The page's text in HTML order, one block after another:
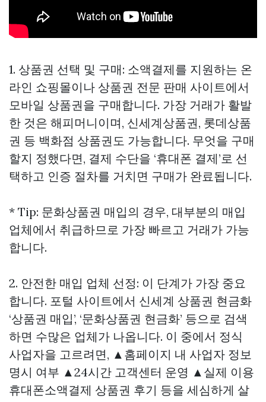
1. 상품권 선택 및 구매: 소액결제를 지원하는 온
라인 쇼핑몰이나 상품권 전문 판매 사이트에서
모바일 상품권을 구매합니다. 가장 거래가 활발
한 것은 해피머니이며, 신세계상품권, 롯데상품
권 등 백화점 상품권도 가능합니다. 무엇을 구매
할지 정했다면, 결제 수단을 ‘휴대폰 결제’로 선
택하고 인증 절차를 거치면 구매가 완료됩니다.
* Tip: 문화상품권 매입의 경우, 대부분의 매입
업체에서 취급하므로 가장 빠르고 거래가 가능
합니다.
2. 안전한 매입 업체 선정: 이 단계가 가장 중요
합니다. 포털 사이트에서 신세계 상품권 현금화
‘상품권 매입’, ‘문화상품권 현금화’ 등으로 검색
하면 수많은 업체가 나옵니다. 이 중에서 정식
사업자을 고르려면, ▲홈페이지 내 사업자 정보
명시 여부 ▲24시간 고객센터 운영 ▲실제 이용
휴대폰소액결제 상품권 후기 등을 세심하게 살